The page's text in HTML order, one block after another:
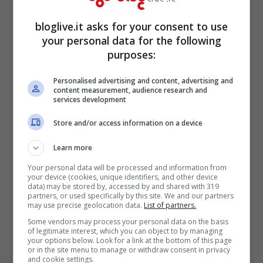
Jennifer Lopez (Ansa Foto)
Quelle con Affleck sono solo alcune delle
critiche che Jennifer Lopez ha dovuto
subire nella sua carriera. Donna, di origini
bloglive.it asks for your consent to use
your personal data for the following
purposes:
Personalised advertising and content, advertising and
content measurement, audience research and
services development
Store and/or access information on a device
Learn more
Your personal data will be processed and information from
your device (cookies, unique identifiers, and other device
data) may be stored by, accessed by and shared with 319
partners, or used specifically by this site. We and our partners
may use precise geolocation data. List of partners.
Some vendors may process your personal data on the basis
of legitimate interest, which you can object to by managing
your options below. Look for a link at the bottom of this page
or in the site menu to manage or withdraw consent in privacy
and cookie settings.